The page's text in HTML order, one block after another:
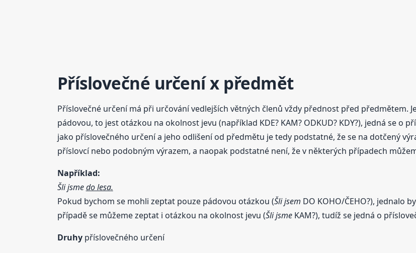
Příslovečné určení x předmět
Příslovečné určení má při určování vedlejších větných členů vždy přednost před předmětem.
pádovou, to jest otázkou na okolnost jevu (například KDE? KAM? ODKUD? KDY?), jedná se o
jako příslovečného určení a jeho odlišení od předmětu je tedy podstatné, že se na dotčený
příslovcí nebo podobným výrazem, a naopak podstatné není, že v některých případech
Například:
Šli jsmedo lesa.
Pokud bychom se mohli zeptat pouze pádovou otázkou (Šli jsem DO KOHO/ČEHO?), jednalo
případě se můžeme zeptat i otázkou na okolnost jevu (Šli jsmeKAM?), tudíž se jedná o
Druhypříslovečného určení